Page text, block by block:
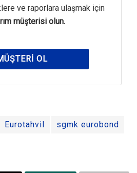
ve raporlara ulaşmak için
müşterisi olun.
OL
Eurotahvil sgmk eurobond